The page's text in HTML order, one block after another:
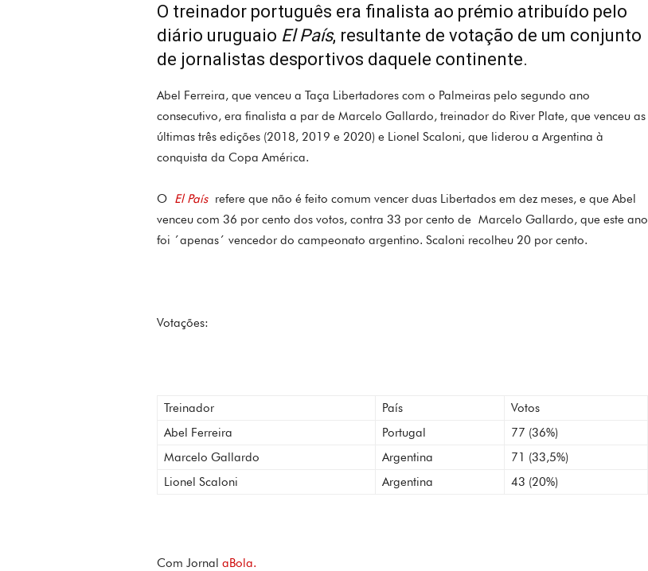
O treinador português era finalista ao prémio atribuído pelo
diário uruguaio El País, resultante de votação de um conjunto
de jornalistas desportivos daquele continente.
Abel Ferreira, que venceu a Taça Libertadores com o Palmeiras pelo segundo ano
consecutivo, era finalista a par de Marcelo Gallardo, treinador do River Plate, que venceu as
últimas três edições (2018, 2019 e 2020) e Lionel Scaloni, que liderou a Argentina à
conquista da Copa América.
O El Paísrefere que não é feito comum vencer duas Libertados em dez meses, e que Abel
venceu com 36 por cento dos votos, contra 33 por cento de Marcelo Gallardo, que este ano
foi ´apenas´ vencedor do campeonato argentino. Scaloni recolheu 20 por cento.
Votações:
Treinador País
Votos
Abel Ferreira
Portugal
77 (36%)
Marcelo Gallardo
Argentina
71 (33,5%)
Lionel Scaloni
Argentina 43 (20%)
Com Jornal aBola.